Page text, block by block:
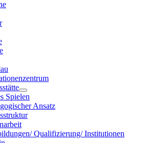
Spielen
Ansatz
Qualifizierung/ Institutionen